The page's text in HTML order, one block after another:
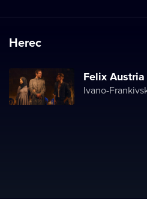
Herec
Felix Austria